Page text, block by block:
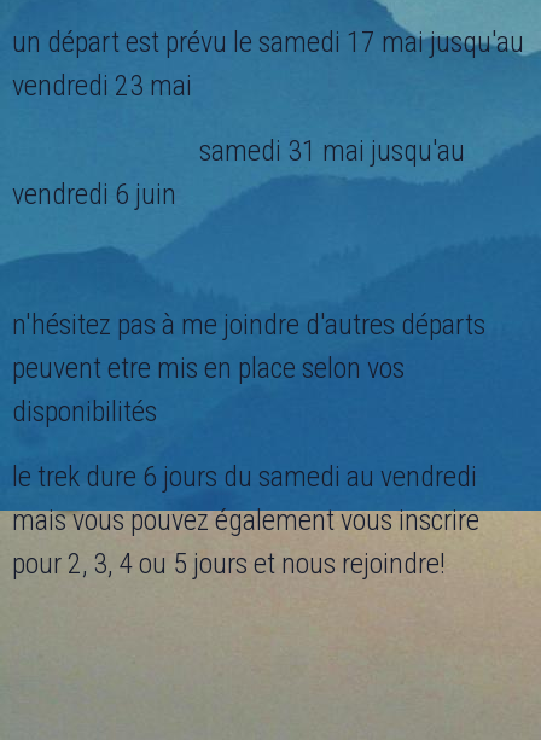
un départ est prévu le samedi 17 mai jusqu'au
vendredi 23 mai
samedi 31 mai jusqu'au
vendredi 6 juin
n'hésitez pas à me joindre d'autres départs
peuvent etre mis en place selon vos
disponibilités
le trek dure 6 jours du samedi au vendredi
mais vous pouvez également vous inscrire
pour 2, 3, 4 ou 5 jours et nous rejoindre!